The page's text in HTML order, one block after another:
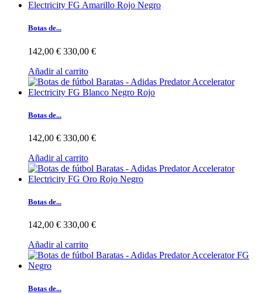
Botas de...
142,00 € 330,00 €
Añadir al carrito
Botas de...
142,00 € 330,00 €
Añadir al carrito
Botas de...
142,00 € 330,00 €
Añadir al carrito
Botas de...